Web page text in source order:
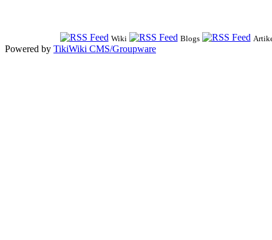
Wiki Blogs
Powered by TikiWiki CMS/Groupware